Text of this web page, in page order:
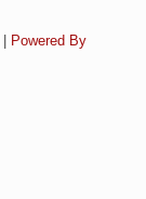
Powered By